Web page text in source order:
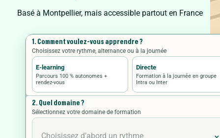
Basé à Montpellier, mais accessible partout en France
1. Comment voulez-vous apprendre ?
Choisissez votre rythme, alternance ou à la journée
E-learning
Parcours 100 % autonomes +
rendez-vous
Directe
Formation à la journée en groupe
Intra ou Inter
2. Quel domaine ?
Sélectionnez votre domaine de formation